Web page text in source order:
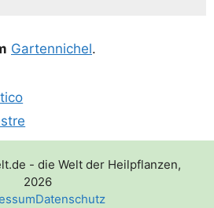
Gar­ten­ni­chel.
- die Welt der Heilpflanzen,
2026
Datenschutz